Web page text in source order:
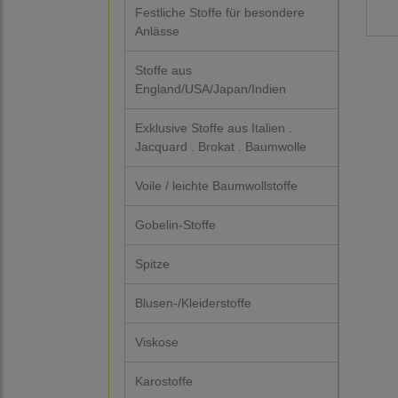
Festliche Stoffe für besondere
Anlässe
Stoffe aus
England/USA/Japan/Indien
Exklusive Stoffe aus Italien .
Jacquard . Brokat . Baumwolle
Voile / leichte Baumwollstoffe
Gobelin-Stoffe
Spitze
Blusen-/Kleiderstoffe
Viskose
Karostoffe